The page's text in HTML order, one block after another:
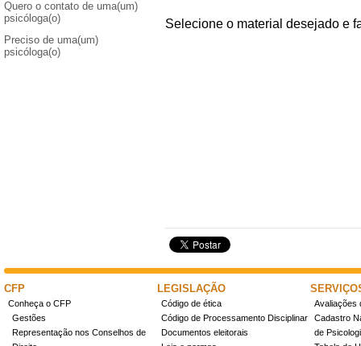
Quero o contato de uma(um)
psicóloga(o)
Preciso de uma(um)
psicóloga(o)
Selecione o material desejado e
CFP
Conheça o CFP
Gestões
Representação nos Conselhos de
LEGISLAÇÃO
Código de ética
Código de Processamento Disciplinar
Documentos eleitorais
Avaliações
Cadastro
de